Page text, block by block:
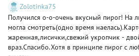
Zolotinka75
Получился о-о-очень вкусный пирог! На
могла смотреть(одно время
жаренная,лисички,свежий укропчик -
враз.Спасибо.Хотя в принципе пирог с